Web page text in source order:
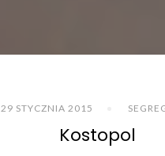
29 STYCZNIA 2015
Kostopol